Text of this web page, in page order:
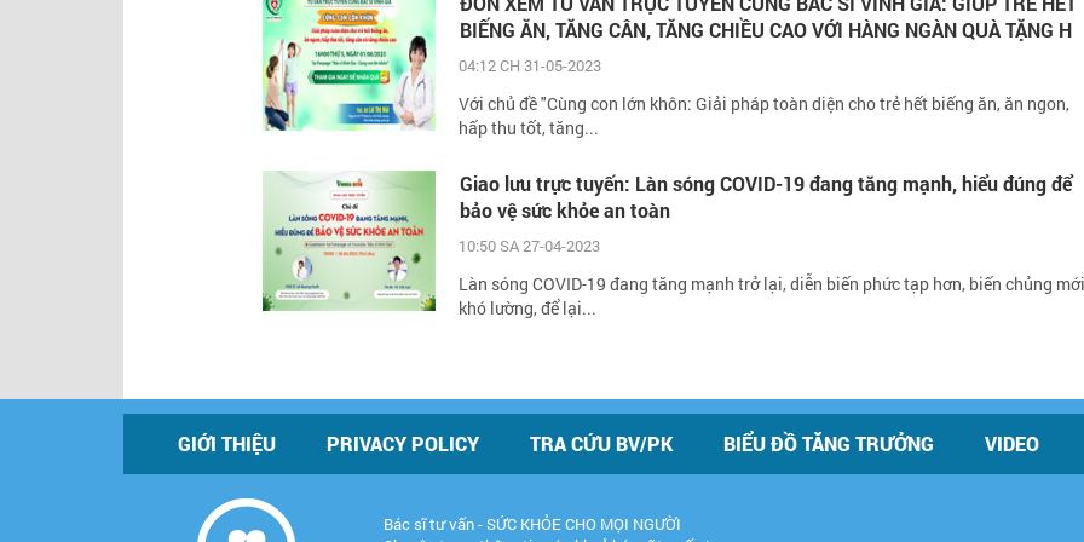
BIẾNG ĂN, TĂNG CÂN, TĂNG CHIỀU CAO VỚI HÀNG NGÀN QUÀ TẶNG H
04:12 CH 31-05-2023
Với chủ đề "Cùng con lớn khôn: Giải pháp toàn diện cho trẻ hết biếng ăn, ăn ngon,
hấp thu tốt, tăng...
Giao lưu trực tuyến: Làn sóng COVID-19 đang tăng mạnh, hiểu đúng để
bảo vệ sức khỏe an toàn
10:50 SA 27-04-2023
Làn sóng COVID-19 đang tăng mạnh trở lại, diễn biến phức tạp hơn, biến chủng mới
khó lường, để lại...
GIỚI THIỆU PRIVACY POLICY TRA CỨU BV/PK BIỂU ĐỒ TĂNG TRƯỞNG VIDEO
Bác sĩ tư vấn - SỨC KHỎE CHO MỌI NGƯỜI